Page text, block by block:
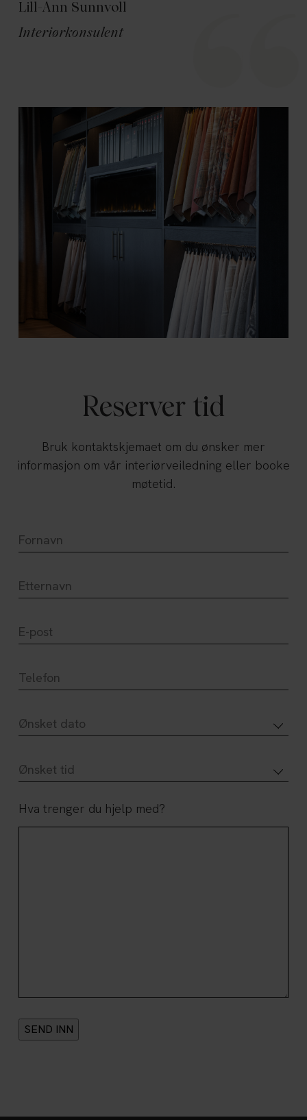
Lill-Ann Sunnvoll
Interiørkonsulent
Reserver tid
Bruk kontaktskjemaet om du ønsker mer
informasjon om vår interiørveiledning eller booke
møtetid.
Hva trenger du hjelp med?